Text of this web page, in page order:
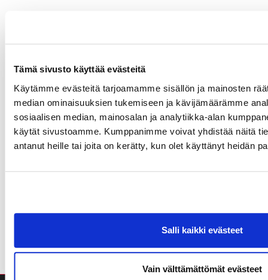
Tämä sivusto käyttää evästeitä
Käytämme evästeitä tarjoamamme sisällön ja mainosten
median ominaisuuksien tukemiseen ja kävijämäärämme
sosiaalisen median, mainosalan ja analytiikka-alan
käytät sivustoamme. Kumppanimme voivat yhdistää näitä
antanut heille tai joita on kerätty, kun olet käyttänyt heidän
Salli kaikki evästeet
Vain välttämättömät evästeet